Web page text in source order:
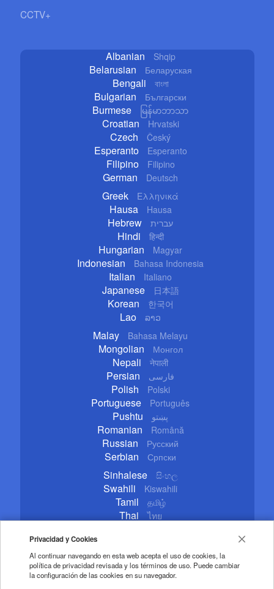
Privacidad y Cookies
Al continuar navegando en esta web acepta el uso de cookies, la
política de privacidad revisada y los términos de uso. Puede cambiar
la configuración de las cookies en su navegador.
CCTV+
Albanian Shqip
Belarusian Беларуская
Bengali বাংলা
Bulgarian Български
Burmese မြန်မာဘာသာ
Croatian Hrvatski
Czech Český
Esperanto Esperanto
Filipino Filipino
German Deutsch
Greek Ελληνικά
Hausa Hausa
Hebrew עברית
Hindi हिन्दी
Hungarian Magyar
Indonesian Bahasa Indonesia
Italian Italiano
Japanese 日本語
Korean 한국어
Lao ລາວ
Malay Bahasa Melayu
Mongolian Монгол
Nepali नेपाली
Persian فارسی
Polish Polski
Portuguese Português
Pushtu پښتو
Romanian Română
Russian Русский
Serbian Српски
Sinhalese සිංහල
Swahili Kiswahili
Tamil தமிழ்
Thai ไทย
Ukrainian
Urdu اردو
Vietnamese Tiếng Việt